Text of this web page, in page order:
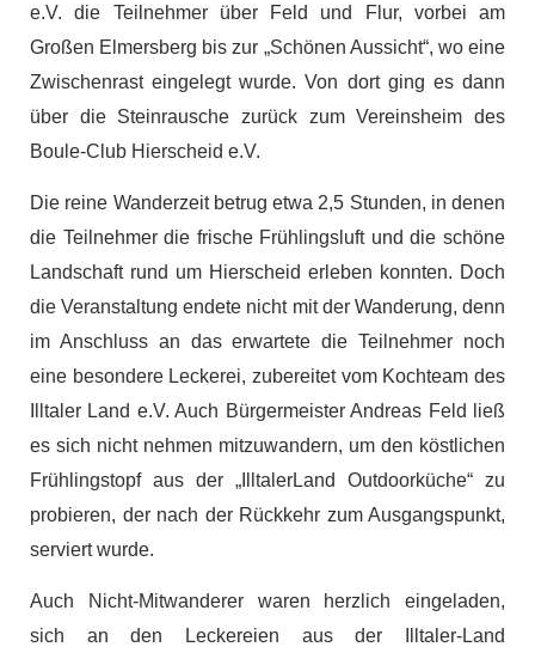
e.V. die Teilnehmer über Feld und Flur, vorbei am
Großen Elmersberg bis zur „Schönen Aussicht“, wo eine
Zwischenrast eingelegt wurde. Von dort ging es dann
über die Steinrausche zurück zum Vereinsheim des
Boule-Club Hierscheid e.V.
Die reine Wanderzeit betrug etwa 2,5 Stunden, in denen
die Teilnehmer die frische Frühlingsluft und die schöne
Landschaft rund um Hierscheid erleben konnten. Doch
die Veranstaltung endete nicht mit der Wanderung, denn
im Anschluss an das erwartete die Teilnehmer noch
eine besondere Leckerei, zubereitet vom Kochteam des
Illtaler Land e.V. Auch Bürgermeister Andreas Feld ließ
es sich nicht nehmen mitzuwandern, um den köstlichen
Frühlingstopf aus der „IlltalerLand Outdoorküche“ zu
probieren, der nach der Rückkehr zum Ausgangspunkt,
serviert wurde.
Auch Nicht-Mitwanderer waren herzlich eingeladen,
sich an den Leckereien aus der Illtaler-Land